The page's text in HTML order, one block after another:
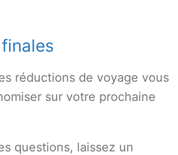
réductions de voyage vous
sur votre prochaine
questions, laissez un